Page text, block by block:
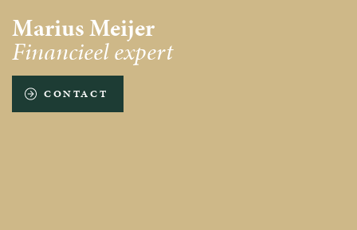
Marius Meijer
Financieel expert
CONTACT